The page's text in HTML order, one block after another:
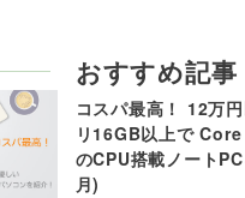
おすすめ記事
コスパ最高！ 12万
リ16GB以上で
のCPU搭載ノート
月)